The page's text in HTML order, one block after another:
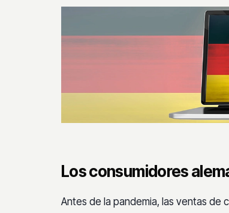
Los consumidores
Antes de la pandemia, las ventas de